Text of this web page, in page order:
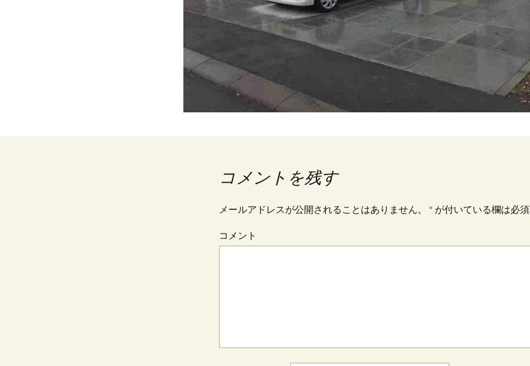
コメントを残す
メールアドレスが公開されることはありません。 * が付いている欄は必
コメント